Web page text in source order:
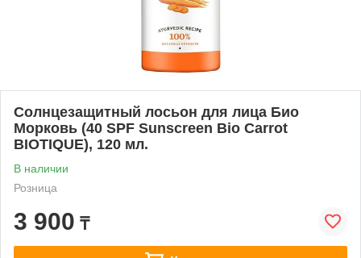
Солнцезащитный лосьон для лица Био
Морковь (40 SPF Sunscreen Bio Carrot
BIOTIQUE), 120 мл.
В наличии
Розница
3 900 ₸